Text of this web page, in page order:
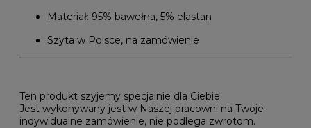
Materiał: 95% bawełna, 5% elastan
Szyta w Polsce, na zamówienie
Ten produkt szyjemy specjalnie dla Ciebie.
Jest wykonywany jest w Naszej pracowni na Twoje
indywidualne zamówienie, nie podlega zwrotom.